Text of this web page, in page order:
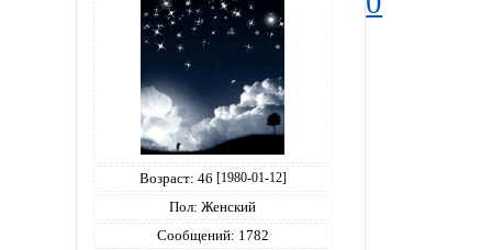
Возраст: 46 [1980-01-12]
Пол: Женский
Сообщений: 1782